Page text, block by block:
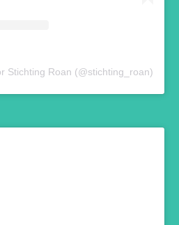
Stichting Roan (@stichting_roan)